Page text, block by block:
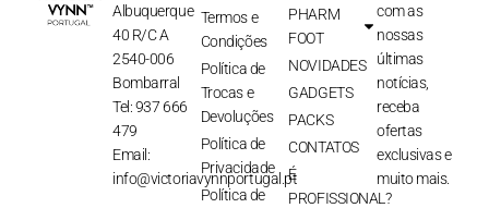
Albuquerque
40 R/C A
2540-006
Bombarral
Tel: 937 666
479
Email:
info@victoriavynnportugal.pt
Termos e
Condições
Política de
Trocas e
Devoluções
Política de
Privacidade
Política de
PHARM
FOOT
NOVIDADES
GADGETS
PACKS
CONTATOS
É
PROFISSIONAL?
com as
nossas
últimas
notícias,
receba
ofertas
exclusivas e
muito mais.